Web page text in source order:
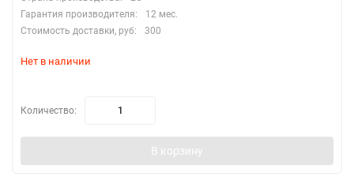
Гарантия производителя:
12 мес.
Стоимость доставки, руб:
300
Нет в наличии
Количество:
В корзину